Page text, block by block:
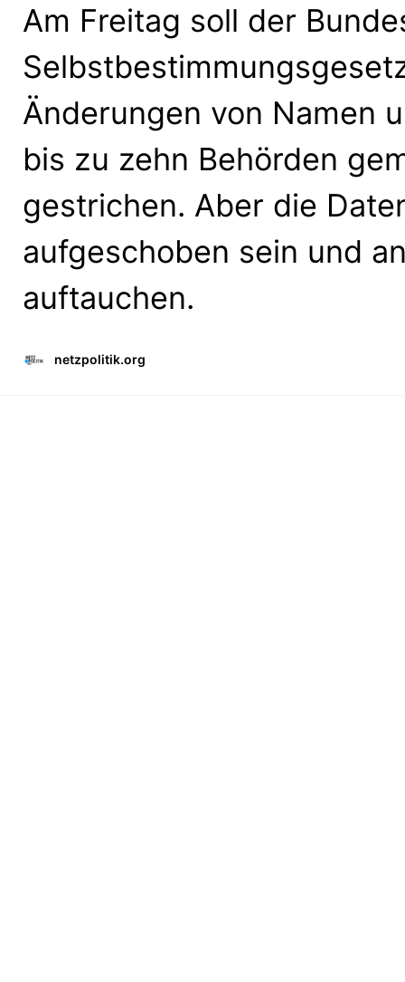
Am Freitag soll der
Änderungen von Namen
bis zu zehn Behörden
gestrichen. Aber die
aufgeschoben sein und
auftauchen.
netzpolitik.org